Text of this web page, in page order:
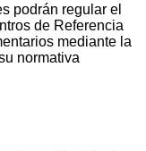
podrán regular el
de Referencia
mediante la
normativa